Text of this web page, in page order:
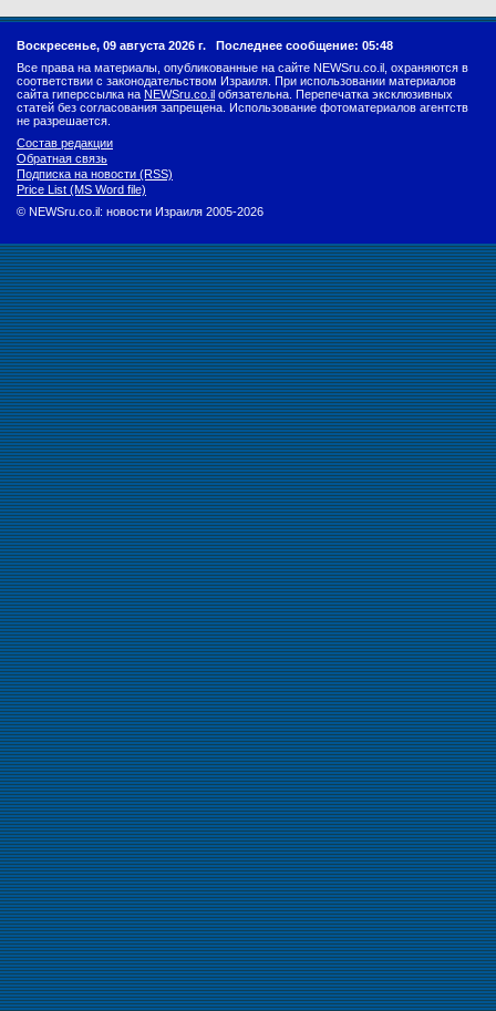
Воскресенье, 09 августа 2026 г. Последнее сообщение: 05:48
Все права на материалы, опубликованные на сайте NEWSru.co.il, охраняются в
соответствии с законодательством Израиля. При использовании материалов
сайта гиперссылка на NEWSru.co.il обязательна. Перепечатка эксклюзивных
статей без согласования запрещена. Использование фотоматериалов агентств
не разрешается.
Состав редакции
Обратная связь
Подписка на новости (RSS)
Price List (MS Word file)
© NEWSru.co.il: новости Израиля 2005-2026